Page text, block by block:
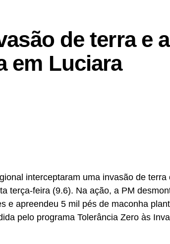
de terra e
em Luciara
interceptaram uma invasão de terra
terça-feira (9.6). Na ação, a PM
e apreendeu 5 mil pés de maconha
pelo programa Tolerância Zero às